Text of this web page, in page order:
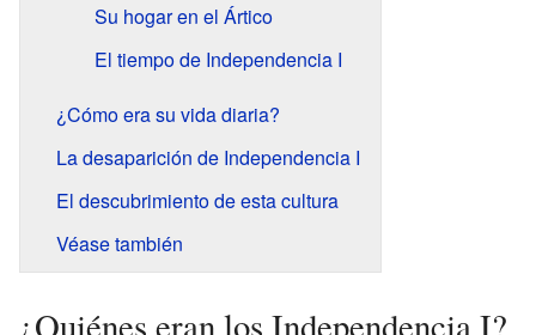
Su hogar en el Ártico
El tiempo de Independencia I
¿Cómo era su vida diaria?
La desaparición de Independencia I
El descubrimiento de esta cultura
Véase también
¿Quiénes eran los Independencia I?